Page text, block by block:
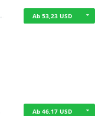
Ab 53,23 USD
Ab 46,17 USD